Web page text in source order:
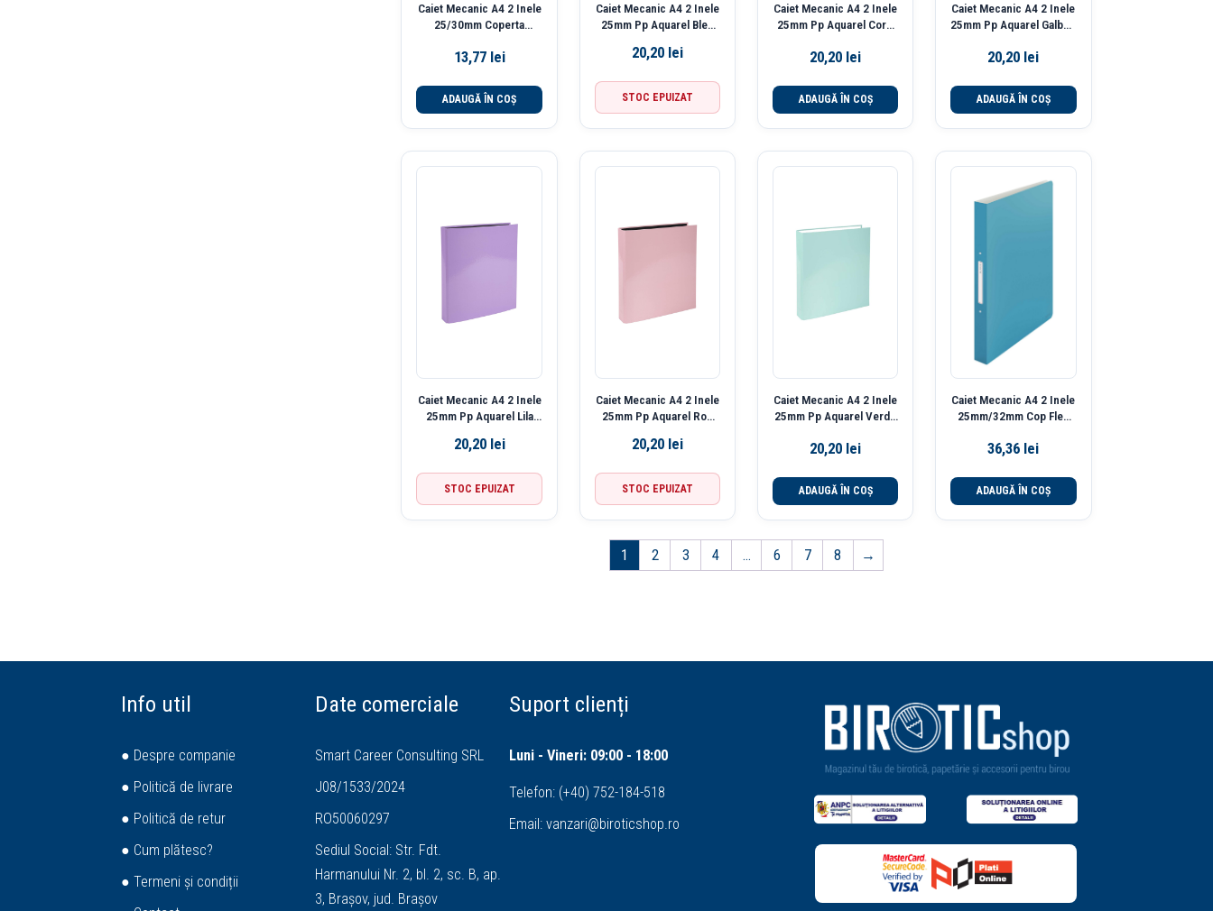
Caiet Mecanic A4 2 Inele
25/30mm Coperta
Culori Neon Deli
13,77 lei
ADAUGĂ ÎN COȘ
Caiet Mecanic A4 2 Inele
25mm Pp Aquarel Bleu
20,20 lei
STOC EPUIZAT
Caiet Mecanic A4 2 Inele
25mm Pp Aquarel Coral
20,20 lei
ADAUGĂ ÎN COȘ
Caiet Mecanic A4 2 Inele
25mm Pp Aquarel Galben
20,20 lei
ADAUGĂ ÎN COȘ
Caiet Mecanic A4 2 Inele
25mm Pp Aquarel Lila
20,20 lei
STOC EPUIZAT
Caiet Mecanic A4 2 Inele
25mm Pp Aquarel Roz
20,20 lei
STOC EPUIZAT
Caiet Mecanic A4 2 Inele
25mm Pp Aquarel Verde
20,20 lei
ADAUGĂ ÎN COȘ
Caiet Mecanic A4 2 Inele
25mm/32mm Cop Flex
Leitz
36,36 lei
ADAUGĂ ÎN COȘ
1 2 3 4 … 6 7 8 →
Info util
● Despre companie
● Politică de livrare
● Politică de retur
● Cum plătesc?
● Termeni și condiții
Date comerciale
Smart Career Consulting SRL
J08/1533/2024
RO50060297
Sediul Social: Str. Fdt.
Harmanului Nr. 2, bl. 2, sc. B, ap.
3, Brașov, jud. Brașov
Suport clienți
Luni - Vineri: 09:00 - 18:00
Telefon: (+40) 752-184-518
Email:vanzari@biroticshop.ro